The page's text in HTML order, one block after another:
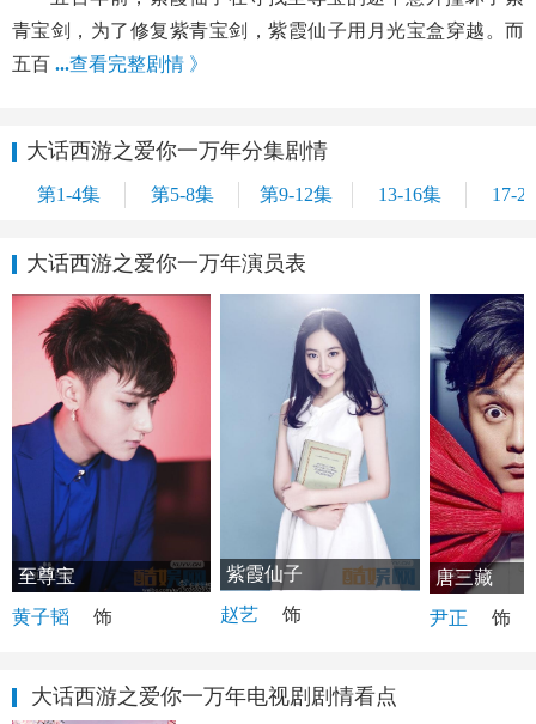
青宝剑，为了修复紫青宝剑，紫霞仙子用月光宝盒穿越。而
五百 ...查看完整剧情 》
大话西游之爱你一万年分集剧情
第1-4集 第5-8集 第9-12集 13-16集 17-
大话西游之爱你一万年演员表
至尊宝
黄子韬
饰
紫霞仙子
赵艺
饰
唐三藏
尹正
饰
大话西游之爱你一万年电视剧剧情看点